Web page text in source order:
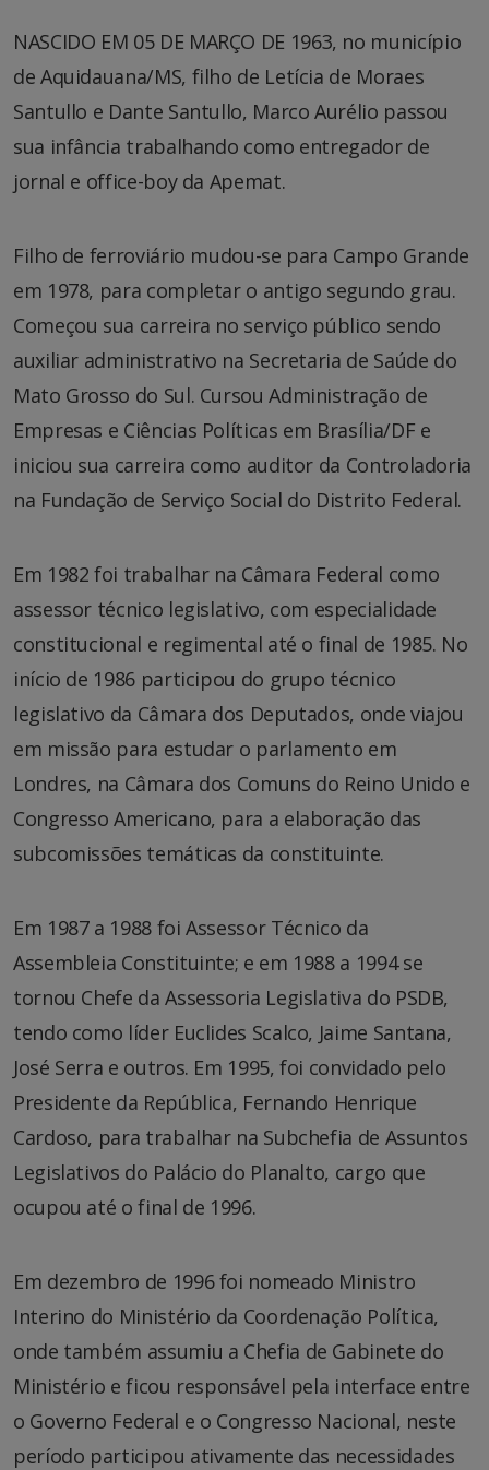
NASCIDO EM 05 DE MARÇO DE 1963, no município
de Aquidauana/MS, filho de Letícia de Moraes
Santullo e Dante Santullo, Marco Aurélio passou
sua infância trabalhando como entregador de
jornal e office-boy da Apemat.
Filho de ferroviário mudou-se para Campo Grande
em 1978, para completar o antigo segundo grau.
Começou sua carreira no serviço público sendo
auxiliar administrativo na Secretaria de Saúde do
Mato Grosso do Sul. Cursou Administração de
Empresas e Ciências Políticas em Brasília/DF e
iniciou sua carreira como auditor da Controladoria
na Fundação de Serviço Social do Distrito Federal.
Em 1982 foi trabalhar na Câmara Federal como
assessor técnico legislativo, com especialidade
constitucional e regimental até o final de 1985. No
início de 1986 participou do grupo técnico
legislativo da Câmara dos Deputados, onde viajou
em missão para estudar o parlamento em
Londres, na Câmara dos Comuns do Reino Unido e
Congresso Americano, para a elaboração das
subcomissões temáticas da constituinte.
Em 1987 a 1988 foi Assessor Técnico da
Assembleia Constituinte; e em 1988 a 1994 se
tornou Chefe da Assessoria Legislativa do PSDB,
tendo como líder Euclides Scalco, Jaime Santana,
José Serra e outros. Em 1995, foi convidado pelo
Presidente da República, Fernando Henrique
Cardoso, para trabalhar na Subchefia de Assuntos
Legislativos do Palácio do Planalto, cargo que
ocupou até o final de 1996.
Em dezembro de 1996 foi nomeado Ministro
Interino do Ministério da Coordenação Política,
onde também assumiu a Chefia de Gabinete do
Ministério e ficou responsável pela interface entre
o Governo Federal e o Congresso Nacional, neste
período participou ativamente das necessidades